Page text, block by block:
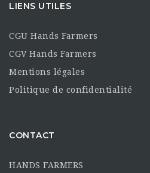
LIENS UTILES
CGU Hands Farmers
CGV Hands Farmers
Mentions légales
Politique de confidentialité
CONTACT
HANDS FARMERS